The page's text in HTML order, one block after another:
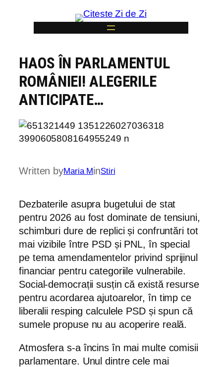
content
HAOS ÎN PARLAMENTUL
ROMÂNIEI! ALEGERILE
ANTICIPATE…
Written byMaria MinStiri
Dezbaterile asupra bugetului de stat
pentru 2026 au fost dominate de tensiuni,
schimburi dure de replici și confruntări tot
mai vizibile între PSD și PNL, în special
pe tema amendamentelor privind sprijinul
financiar pentru categoriile vulnerabile.
Social-democrații susțin că există resurse
pentru acordarea ajutoarelor, în timp ce
liberalii resping calculele PSD și spun că
sumele propuse nu au acoperire reală.
Atmosfera s-a încins în mai multe comisii
parlamentare. Unul dintre cele mai